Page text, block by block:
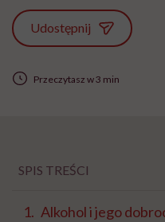
Udostępnij
Przeczytasz w 3 min
SPIS TREŚCI
Alkohol i jego